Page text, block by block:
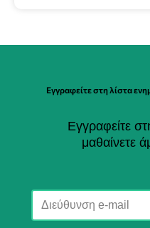
Εγγραφείτε στη λίστα
Εγγραφείτε
μαθαίνετε